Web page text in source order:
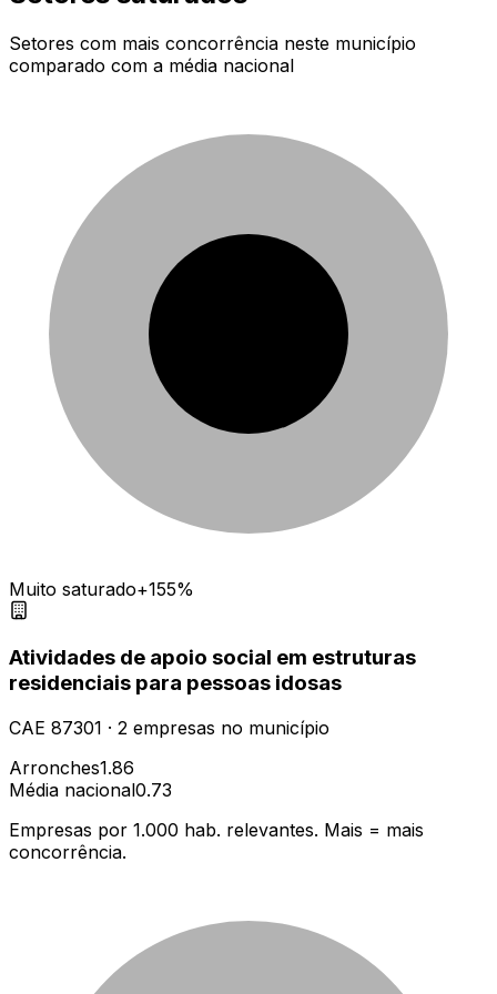
Setores com mais concorrência neste município
comparado com a média nacional
Muito saturado+155%
Atividades de apoio social em estruturas
residenciais para pessoas idosas
CAE 87301 · 2 empresas no município
Arronches1.86
Média nacional0.73
Empresas por 1.000 hab. relevantes. Mais = mais
concorrência.